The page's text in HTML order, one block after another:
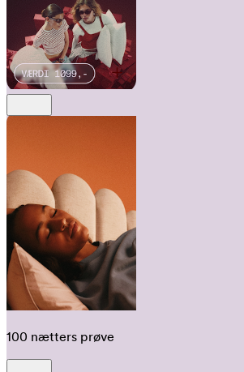
100 nætters prøve